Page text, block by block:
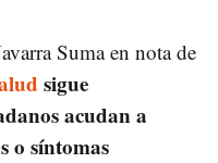
Suma en nota de
sigue
acudan a
o síntomas